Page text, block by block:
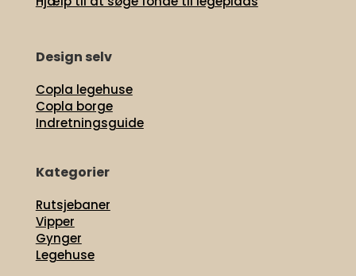
Design selv
Copla legehuse
Copla borge
Indretningsguide
Kategorier
Rutsjebaner
Vipper
Gynger
Legehuse